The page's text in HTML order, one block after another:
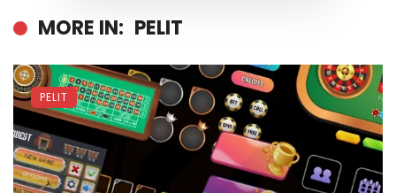
MORE IN: PELIT
PELIT